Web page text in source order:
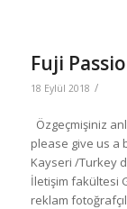
Fuji
18 Eylül 2018 /
Özgeçmişiniz
please give us a
Kayseri /Turkey
İletişim fakültesi
reklam